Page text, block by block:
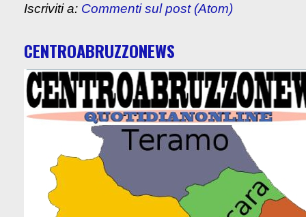
Iscriviti a: Commenti sul post (Atom)
CENTROABRUZZONEWS